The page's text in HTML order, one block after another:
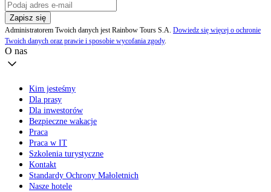
Zapisz się
Administratorem Twoich danych jest Rainbow Tours S.A. Dowiedz się więcej o ochronie
Twoich danych oraz prawie i sposobie wycofania zgody.
O nas
Kim jesteśmy
Dla prasy
Dla inwestorów
Bezpieczne wakacje
Praca
Praca w IT
Szkolenia turystyczne
Kontakt
Standardy Ochrony Małoletnich
Nasze hotele